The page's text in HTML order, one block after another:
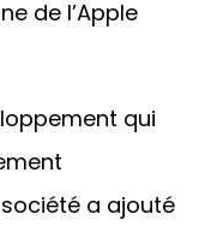
de l’Apple
qui
a ajouté